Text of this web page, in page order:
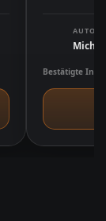
AUTOR
Bestätigte